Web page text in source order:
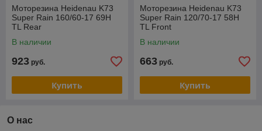
Моторезина Heidenau K73
Super Rain 160/60-17 69H
TL Rear
В наличии
923 руб.
Купить
Моторезина Heidenau K73
Super Rain 120/70-17 58H
TL Front
В наличии
663 руб.
Купить
О нас